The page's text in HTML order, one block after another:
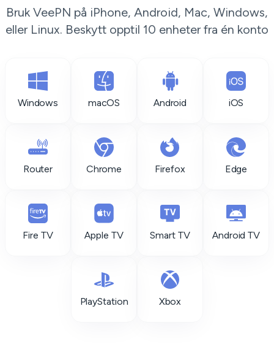
Bruk VeePN på iPhone, Android, Mac, Windows,
eller Linux. Beskytt opptil 10 enheter fra én konto
Windows macOS Android iOS
Router Chrome Firefox Edge
Fire TV Apple TV Smart TV Android TV
PlayStation Xbox